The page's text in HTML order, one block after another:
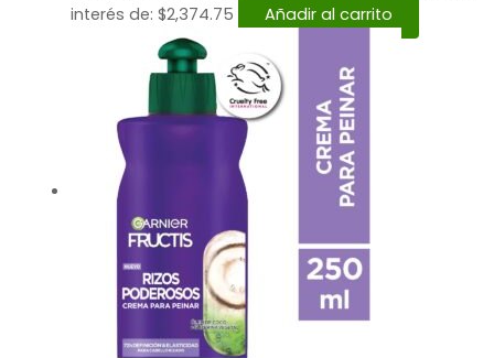
interés de: $2,374.75
Añadir al carrito